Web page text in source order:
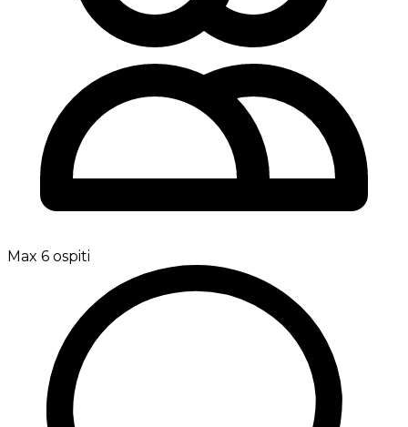
Max 6 ospiti